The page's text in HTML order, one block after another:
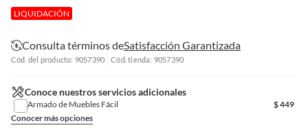
LIQUIDACIÓN
Consulta términos deSatisfacción Garantizada
Cód. del producto: 9057390 Cód. tienda: 9057390
Conoce nuestros servicios adicionales
Armado de Muebles Fácil $449
Conocer más opciones